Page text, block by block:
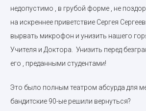
недопустимо , в грубой форме , не
на искреннее приветствие Сергея
вырвать микрофон и унизить нашего
Учителя и Доктора. Унизить перед
его , преданными студентами!
Это было полным театром абсурда для
бандитские 90-ые решили вернуться?